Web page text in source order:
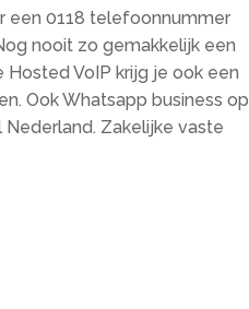
een 0118 telefoonnummer
nooit zo gemakkelijk een
VoIP krijg je ook een
Ook Whatsapp business op
Zakelijke vaste